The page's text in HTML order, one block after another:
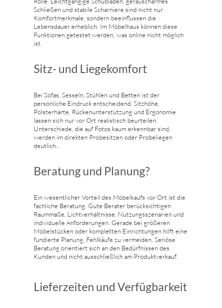
Schließen und stabile Scharniere sind nicht nur
Komfortmerkmale, sondern beeinflussen die
Lebensdauer erheblich. Im Möbelhaus können diese
Funktionen getestet werden, was online nicht möglich
ist.
Sitz- und Liegekomfort
Bei Sofas, Sesseln, Stühlen und Betten ist der
persönliche Eindruck entscheidend. Sitzhöhe,
Polsterhärte, Rückenunterstützung und Ergonomie
lassen sich nur vor Ort realistisch beurteilen.
Unterschiede, die auf Fotos kaum erkennbar sind,
werden im direkten Probesitzen oder Probeliegen
deutlich..
Beratung und Planung?
Ein wesentlicher Vorteil des Möbelkaufs vor Ort ist die
fachliche Beratung. Gute Berater berücksichtigen
Raummaße, Lichtverhältnisse, Nutzungsszenarien und
individuelle Anforderungen. Gerade bei größeren
Möbelstücken oder kompletten Einrichtungen hilft eine
fundierte Planung, Fehlkäufe zu vermeiden. Seriöse
Beratung orientiert sich an den Bedürfnissen des
Kunden und nicht ausschließlich am Produktverkauf.
Lieferzeiten und Verfügbarkeit